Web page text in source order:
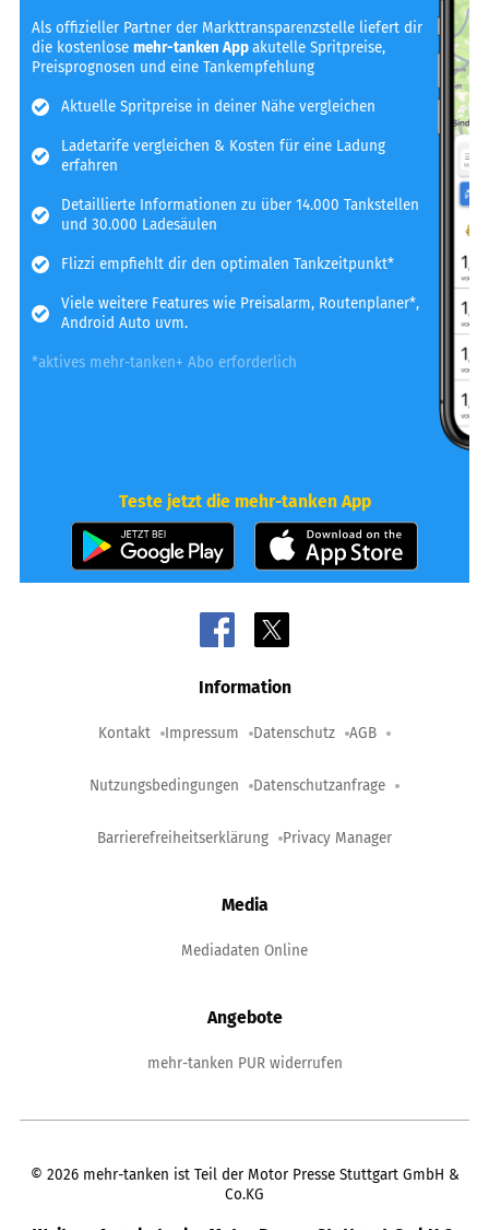
Als offizieller Partner der Markttransparenzstelle liefert dir
die kostenlosemehr-tanken Appakutelle Spritpreise,
Preisprognosen und eine Tankempfehlung
Aktuelle Spritpreise in deiner Nähe vergleichen
Ladetarife vergleichen & Kosten für eine Ladung
erfahren
Detaillierte Informationen zu über 14.000 Tankstellen
und 30.000 Ladesäulen
Flizzi empfiehlt dir den optimalen Tankzeitpunkt*
Viele weitere Features wie Preisalarm, Routenplaner*,
Android Auto uvm.
*aktives mehr-tanken+ Abo erforderlich
Teste jetzt die mehr-tanken App
Information
Kontakt Impressum Datenschutz AGB
Nutzungsbedingungen Datenschutzanfrage
Barrierefreiheitserklärung Privacy Manager
Media
Mediadaten Online
Angebote
mehr-tanken PUR widerrufen
© 2026 mehr-tanken ist Teil der Motor Presse Stuttgart GmbH &
Co.KG